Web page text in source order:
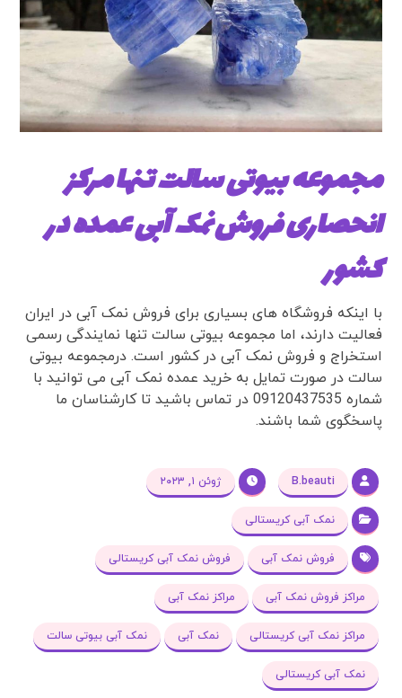
مجموعه بیوتی سالت تنها مرکز
انحصاری فروش نمک آبی عمده در
کشور
با اینکه فروشگاه های بسیاری برای فروش نمک آبی در ایران
فعالیت دارند، اما مجموعه بیوتی سالت تنها نمایندگی رسمی
استخراج و فروش نمک آبی در کشور است. درمجموعه بیوتی
سالت در صورت تمایل به خرید عمده نمک آبی می توانید با
شماره 09120437535
در تماس باشید تا کارشناسان ما
پاسخگوی شما باشند.
B.beauti ژوئن ۱, ۲۰۲۳
نمک آبی کریستالی
فروش نمک آبی فروش نمک آبی کریستالی
مراکز فروش نمک آبی مراکز نمک آبی
مراکز نمک آبی کریستالی نمک آبی نمک آبی بیوتی سالت
نمک آبی کریستالی